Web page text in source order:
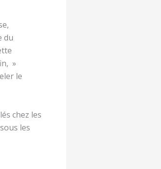
du
»
le
chez les
les